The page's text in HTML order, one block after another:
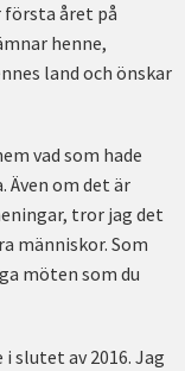
första året på
henne,
land och önskar
vad som hade
om det är
tror jag det
människor. Som
möten som du
slutet av 2016. Jag